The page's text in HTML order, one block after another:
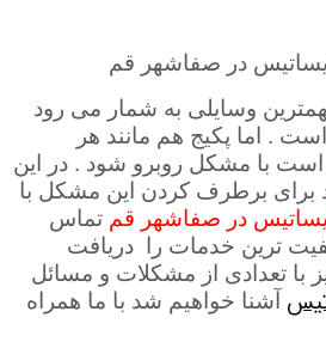
ایساتیس در صفاشهر قم
وسایلی به شمار می رود
. اما پکیج هم مانند هر
با مشکل روبرو شود . در این
برای برطرف کردن این مشکل با
ایساتیس در صفاشهر قم تماس
ترین خدمات را دریافت
با تعدادی از مشکلات و مسائل
آشنا خواهیم شد با ما همراه